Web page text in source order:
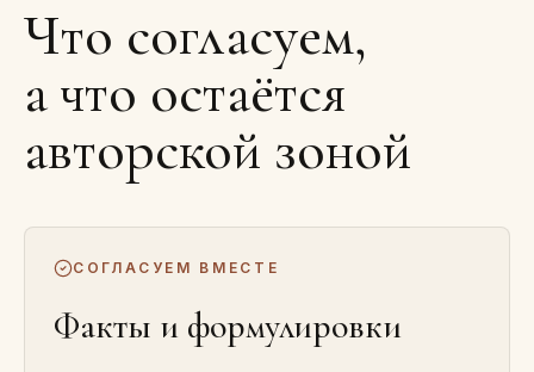
Что согласуем,
а что остаётся
авторской зоной
СОГЛАСУЕМ ВМЕСТЕ
Факты и формулировки